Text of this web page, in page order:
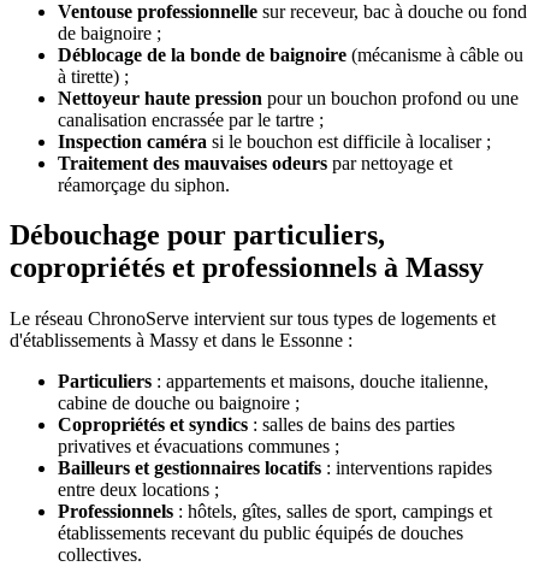
Ventouse professionnelle sur receveur, bac à douche ou fond
de baignoire ;
Déblocage de la bonde de baignoire (mécanisme à câble ou
à tirette) ;
Nettoyeur haute pression pour un bouchon profond ou une
canalisation encrassée par le tartre ;
Inspection caméra si le bouchon est difficile à localiser ;
Traitement des mauvaises odeurs par nettoyage et
réamorçage du siphon.
Débouchage pour particuliers,
copropriétés et professionnels à Massy
Le réseau ChronoServe intervient sur tous types de logements et
d'établissements à Massy et dans le Essonne :
Particuliers : appartements et maisons, douche italienne,
cabine de douche ou baignoire ;
Copropriétés et syndics : salles de bains des parties
privatives et évacuations communes ;
Bailleurs et gestionnaires locatifs : interventions rapides
entre deux locations ;
Professionnels : hôtels, gîtes, salles de sport, campings et
établissements recevant du public équipés de douches
collectives.